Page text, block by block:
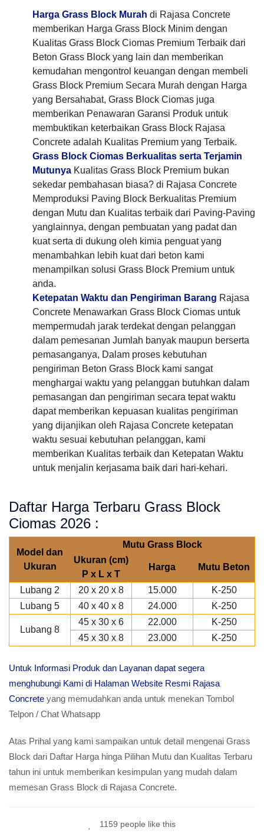
Harga Grass Block Murah di Rajasa Concrete
memberikan Harga Grass Block Minim dengan
Kualitas Grass Block Ciomas Premium Terbaik dari
Beton Grass Block yang lain dan memberikan
kemudahan mengontrol keuangan dengan membeli
Grass Block Premium Secara Murah dengan Harga
yang Bersahabat, Grass Block Ciomas juga
memberikan Penawaran Garansi Produk untuk
membuktikan keterbaikan Grass Block Rajasa
Concrete adalah Kualitas Premium yang Terbaik.
Grass Block Ciomas Berkualitas serta Terjamin
Mutunya Kualitas Grass Block Premium bukan
sekedar pembahasan biasa? di Rajasa Concrete
Memproduksi Paving Block Berkualitas Premium
dengan Mutu dan Kualitas terbaik dari Paving-Paving
yanglainnya, dengan pembuatan yang padat dan
kuat serta di dukung oleh kimia penguat yang
menambahkan lebih kuat dari beton kami
menampilkan solusi Grass Block Premium untuk
anda.
Ketepatan Waktu dan Pengiriman Barang Rajasa
Concrete Menawarkan Grass Block Ciomas untuk
mempermudah jarak terdekat dengan pelanggan
dalam pemesanan Jumlah banyak maupun berserta
pemasanganya, Dalam proses kebutuhan
pengiriman Beton Grass Block kami sangat
menghargai waktu yang pelanggan butuhkan dalam
pemasangan dan pengiriman secara tepat waktu
dapat memberikan kepuasan kualitas pengiriman
yang dijanjikan oleh Rajasa Concrete ketepatan
waktu sesuai kebutuhan pelanggan, kami
memberikan Kualitas terbaik dan Ketepatan Waktu
untuk menjalin kerjasama baik dari hari-kehari.
Daftar Harga Terbaru Grass Block
Ciomas 2026 :
Model dan
Ukuran
Mutu Grass Block
Ukuran (cm)
P x L x T
Harga Mutu Beton
Lubang 2 20 x 20 x 8 15.000
K-250
Lubang 5
40 x 40 x 8 24.000 K-250
Lubang 8
45 x 30 x 6 22.000
K-250
45 x 30 x 8
23.000 K-250
Untuk Informasi Produk dan Layanan dapat segera
menghubungi Kami di Halaman Website Resmi Rajasa
Concrete yang memudahkan anda untuk menekan Tombol
Telpon / Chat Whatsapp
Atas Prihal yang kami sampaikan untuk detail mengenai Grass
Block dari Daftar Harga hinga Pilihan Mutu dan Kualitas Terbaru
tahun ini untuk memberikan kesimpulan yang mudah dalam
memesan Grass Block di Rajasa Concrete.
1159 people like this